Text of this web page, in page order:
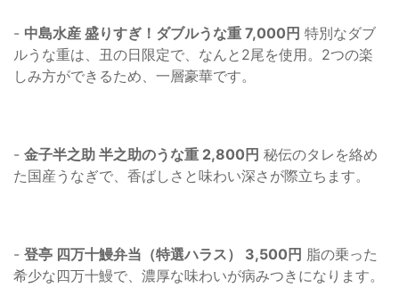
- 中島水産 盛りすぎ！ダブルうな重 7,000円 特別なダブ
ルうな重は、丑の日限定で、なんと2尾を使用。2つの楽
しみ方ができるため、一層豪華です。
- 金子半之助 半之助のうな重 2,800円 秘伝のタレを絡め
た国産うなぎで、香ばしさと味わい深さが際立ちます。
- 登亭 四万十鰻弁当（特選ハラス） 3,500円 脂の乗った
希少な四万十鰻で、濃厚な味わいが病みつきになります。